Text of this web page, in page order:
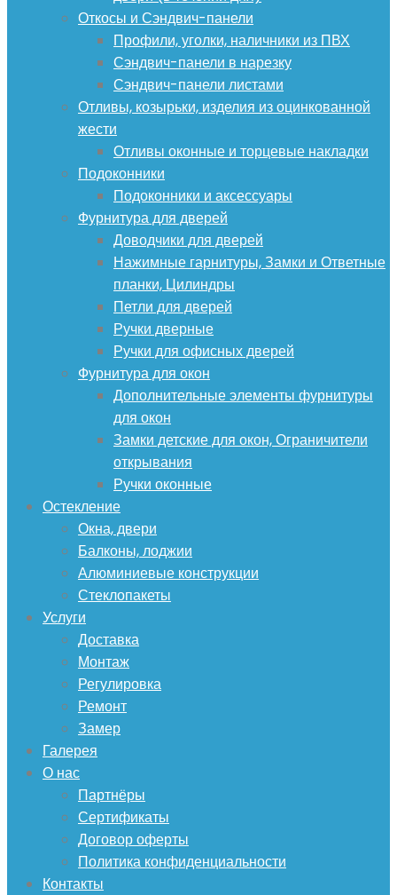
Откосы и Сэндвич-панели
Профили, уголки, наличники из ПВХ
Сэндвич-панели в нарезку
Сэндвич-панели листами
Отливы, козырьки, изделия из оцинкованной
жести
Отливы оконные и торцевые накладки
Подоконники
Подоконники и аксессуары
Фурнитура для дверей
Доводчики для дверей
Нажимные гарнитуры, Замки и Ответные
планки, Цилиндры
Петли для дверей
Ручки дверные
Ручки для офисных дверей
Фурнитура для окон
Дополнительные элементы фурнитуры
для окон
Замки детские для окон, Ограничители
открывания
Ручки оконные
Остекление
Окна, двери
Балконы, лоджии
Алюминиевые конструкции
Стеклопакеты
Услуги
Доставка
Монтаж
Регулировка
Ремонт
Замер
Галерея
О нас
Партнёры
Сертификаты
Договор оферты
Политика конфиденциальности
Контакты